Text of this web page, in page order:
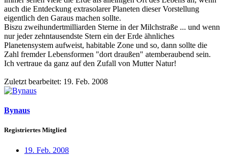
auch die Entdeckung extrasolarer Planeten dieser Vorstellung
eigentlich den Garaus machen sollte.
Biszu zweihundertmilliarden Sterne in der Milchstraße ... und wenn
nur jeder zehntausendste Stern ein der Erde ähnliches
Planetensystem aufweist, habitable Zone und so, dann sollte die
Zahl fremder Lebensformen "dort draußen" atemberaubend sein.
Ich vertraue da ganz auf den Zufall von Mutter Natur!
Zuletzt bearbeitet: 19. Feb. 2008
Bynaus
Registriertes Mitglied
19. Feb. 2008